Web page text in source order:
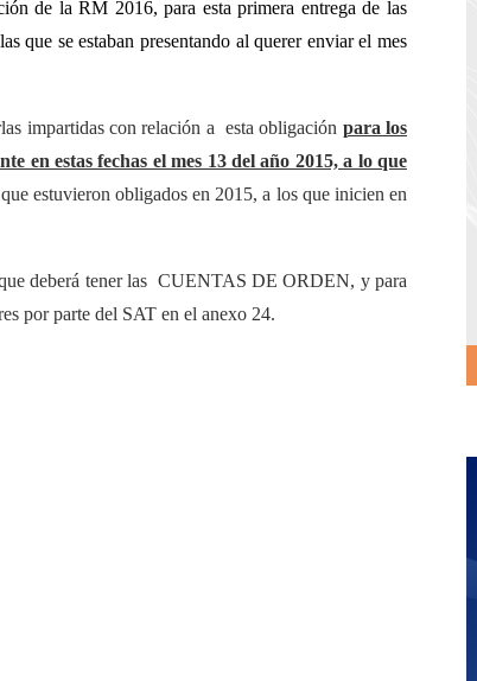
de la RM 2016, para esta primera entrega de las
que se estaban presentando al querer enviar el mes
impartidas con relación a esta obligación para los
en estas fechas el mes 13 del año 2015, a lo que
estuvieron obligados en 2015, a los que inicien en
deberá tener las CUENTAS DE ORDEN, y para
por parte del SAT en el anexo 24.